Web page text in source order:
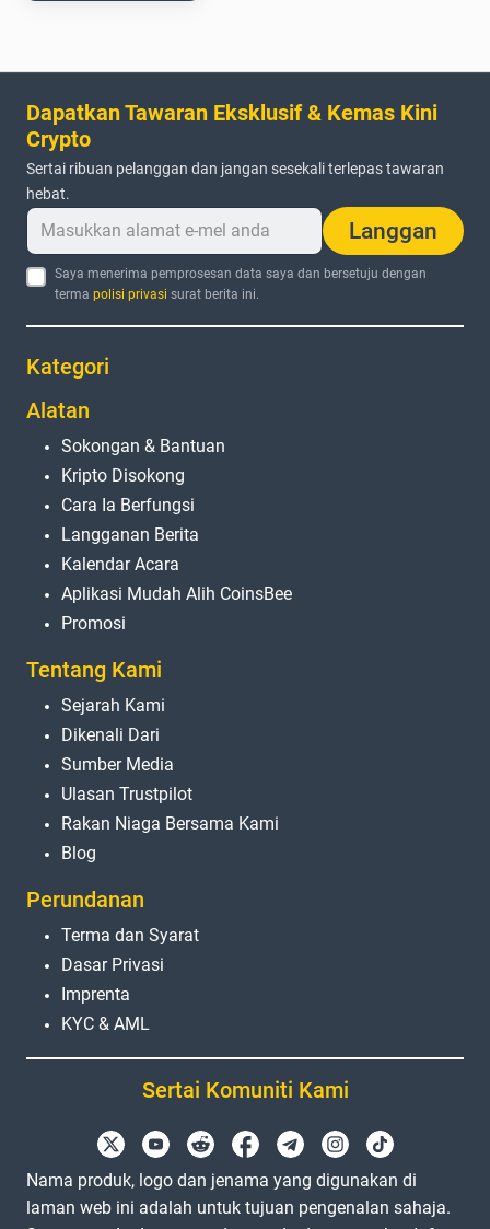
Dapatkan Tawaran Eksklusif & Kemas Kini
Crypto
Sertai ribuan pelanggan dan jangan sesekali terlepas tawaran
hebat.
Langgan
Saya menerima pemprosesan data saya dan bersetuju dengan
termapolisi privasi surat berita ini.
Kategori
Alatan
Sokongan & Bantuan
Kripto Disokong
Cara Ia Berfungsi
Langganan Berita
Kalendar Acara
Aplikasi Mudah Alih CoinsBee
Promosi
Tentang Kami
Sejarah Kami
Dikenali Dari
Sumber Media
Ulasan Trustpilot
Rakan Niaga Bersama Kami
Blog
Perundanan
Terma dan Syarat
Dasar Privasi
Imprenta
KYC & AML
Sertai Komuniti Kami
Nama produk, logo dan jenama yang digunakan di
laman web ini adalah untuk tujuan pengenalan sahaja.